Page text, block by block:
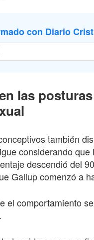
con Diario
las
también
considerando
descendió del
Gallup comenzó a
el comportamiento